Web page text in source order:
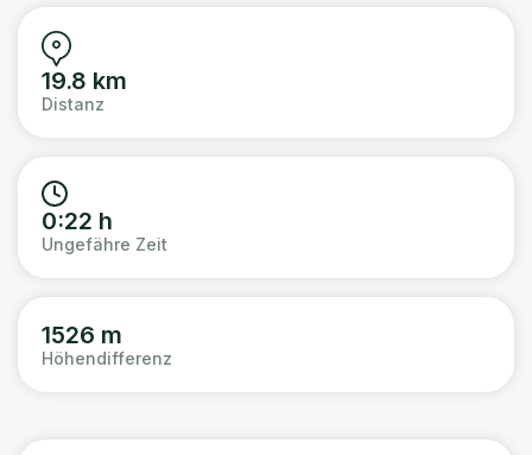
19.8 km
Distanz
0:22 h
Ungefähre Zeit
1526 m
Höhendifferenz